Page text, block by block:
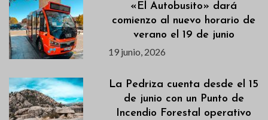
«El Autobusito» dará
comienzo al nuevo horario de
verano el 19 de junio
19 junio, 2026
La Pedriza cuenta desde el 15
de junio con un Punto de
Incendio Forestal operativo